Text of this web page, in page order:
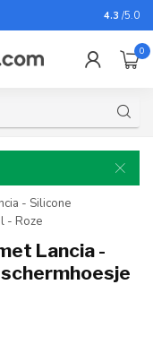
Voor
4.3 /5.0
0
- Silicone
- Roze
Lancia -